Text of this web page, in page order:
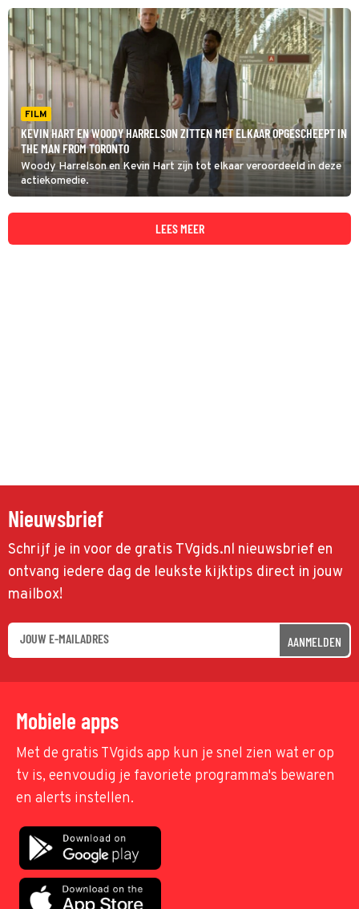
FILM
KEVIN HART EN WOODY HARRELSON ZITTEN MET ELKAAR OPGESCHEEPT IN
THE MAN FROM TORONTO
Woody Harrelson en Kevin Hart zijn tot elkaar veroordeeld in deze
actiekomedie.
LEES MEER
Nieuwsbrief
Schrijf je in voor de gratis TVgids.nl nieuwsbrief en
ontvang iedere dag de leukste kijktips direct in jouw
mailbox!
AANMELDEN
Mobiele apps
Met de gratis TVgids app kun je snel zien wat er op
tv is, eenvoudig je favoriete programma's bewaren
en alerts instellen.